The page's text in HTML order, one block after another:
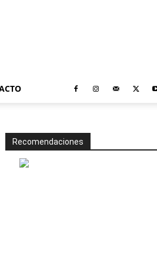
Recomendaciones